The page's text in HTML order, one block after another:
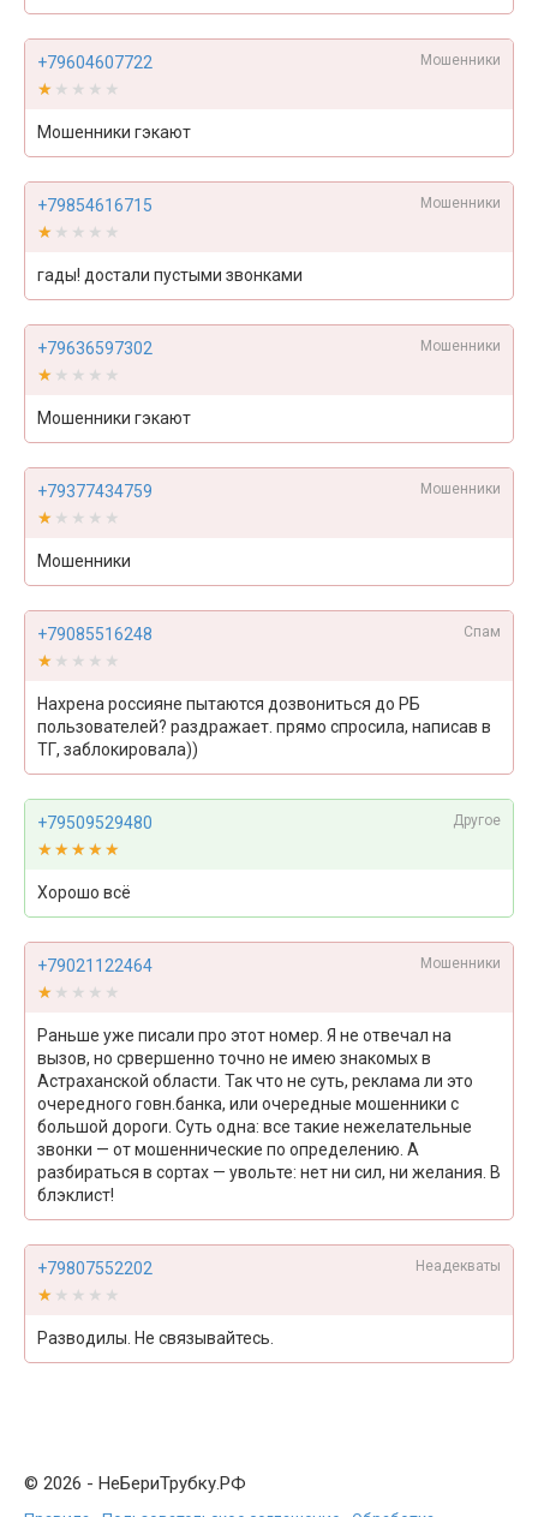
+79604607722 Мошенники
★★★★★
★★★★★
Мошенники гэкают
+79854616715 Мошенники
★★★★★
★★★★★
гады! достали пустыми звонками
+79636597302 Мошенники
★★★★★
★★★★★
Мошенники гэкают
+79377434759 Мошенники
★★★★★
★★★★★
Мошенники
+79085516248 Спам
★★★★★
★★★★★
Нахрена россияне пытаются дозвониться до РБ
пользователей? раздражает. прямо спросила, написав в
ТГ, заблокировала))
+79509529480 Другое
★★★★★
★★★★★
Хорошо всё
+79021122464 Мошенники
★★★★★
★★★★★
Раньше уже писали про этот номер. Я не отвечал на
вызов, но срвершенно точно не имею знакомых в
Астраханской области. Так что не суть, реклама ли это
очередного говн.банка, или очередные мошенники с
большой дороги. Суть одна: все такие нежелательные
звонки — от мошеннические по определению. А
разбираться в сортах — увольте: нет ни сил, ни желания. В
блэклист!
+79807552202 Неадекваты
★★★★★
★★★★★
Разводилы. Не связывайтесь.
© 2026 - НеБериТрубку.РФ